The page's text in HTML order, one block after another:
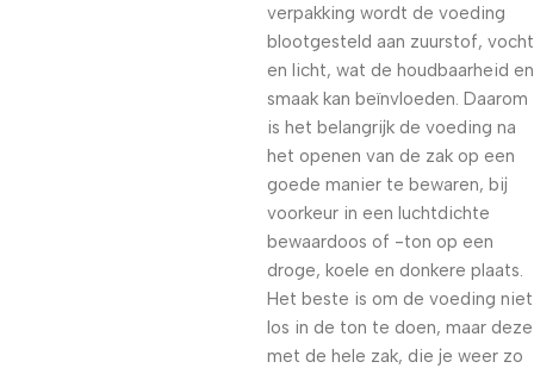
verpakking wordt de voeding
blootgesteld aan zuurstof, vocht
en licht, wat de houdbaarheid en
smaak kan beïnvloeden. Daarom
is het belangrijk de voeding na
het openen van de zak op een
goede manier te bewaren, bij
voorkeur in een luchtdichte
bewaardoos of -ton op een
droge, koele en donkere plaats.
Het beste is om de voeding niet
los in de ton te doen, maar deze
met de hele zak, die je weer zo